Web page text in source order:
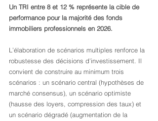
Un TRI entre 8 et 12 % représente la cible de
performance pour la majorité des fonds
immobiliers professionnels en 2026.
L’élaboration de scénarios multiples renforce la
robustesse des décisions d’investissement. Il
convient de construire au minimum trois
scénarios : un scénario central (hypothèses de
marché consensus), un scénario optimiste
(hausse des loyers, compression des taux) et
un scénario dégradé (augmentation de la